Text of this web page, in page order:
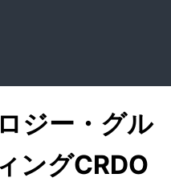
ジー・グル
ングCRDO